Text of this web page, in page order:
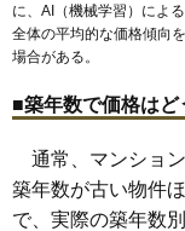
住所 東京都
交通
相場 2,550
無
に、AI（機械学習）によ
全体の平均的な価格傾向
場合がある。
■築年数で価格はど
通常、マンション
築年数が古い物件
で、実際の築年数